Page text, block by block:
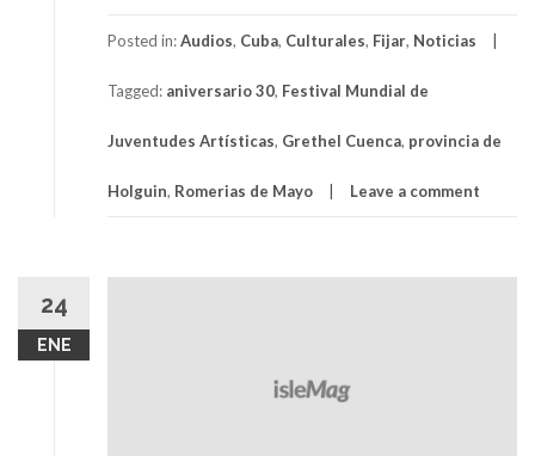
Posted in:Audios, Cuba, Culturales, Fijar, Noticias
Tagged: aniversario 30, Festival Mundial de
Juventudes Artísticas, Grethel Cuenca, provincia de
Holguin, Romerias de Mayo Leave a comment
24
ENE